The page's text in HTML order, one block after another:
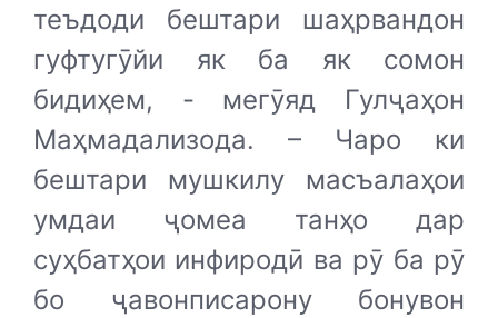
теъдоди бештари шаҳрвандон
гуфтугӯйи як ба як сомон
бидиҳем, - мегӯяд Гулҷаҳон
Маҳмадализода. – Чаро ки
бештари мушкилу масъалаҳои
умдаи ҷомеа танҳо дар
суҳбатҳои инфиродӣ ва рӯ ба рӯ
бо ҷавонписарону бонувон